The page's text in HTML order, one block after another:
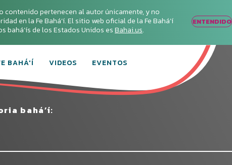
contenido pertenecen al autor únicamente, y no
en la Fe Bahá‘í. El sitio web oficial de la Fe Bahá‘í
bahá’ís de los Estados Unidos esBahai.us.
ENTENDIDO
BAHÁ'Í VIDEOS EVENTOS
bahá’í: